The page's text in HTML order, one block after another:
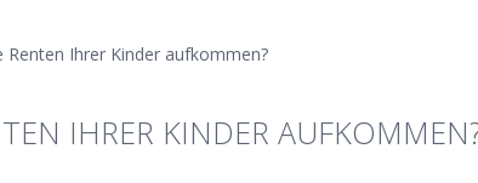
Renten Ihrer Kinder aufkommen?
IHRER KINDER